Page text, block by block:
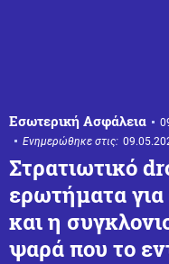
Εσωτερική Ασφάλεια
Ενημερώθηκε στις:
Στρατιωτικό
ερωτήματα
και η
ψαρά που το